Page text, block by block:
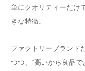
単にクオリティーだけ
きな特徴。
ファクトリーブランド
つつ、“高いから良品